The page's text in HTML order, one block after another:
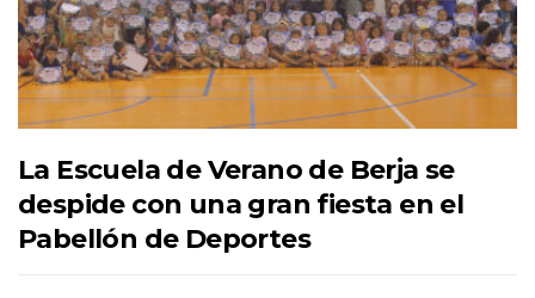
La Escuela de Verano de Berja se
despide con una gran fiesta en el
Pabellón de Deportes